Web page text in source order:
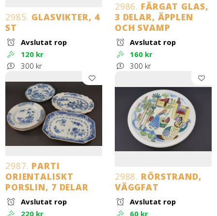
2985. GLASVIKTER, 4
ST
Avslutat rop
120 kr
300 kr
2986. FÄRGAT GLAS,
3 DELAR, ÄPPLEN
OCH SVAMP
Avslutat rop
160 kr
300 kr
2987. PARTI
ORIENTALISKT
PORSLIN, 7 DELAR
Avslutat rop
220 kr
2988. RÖRSTRAND,
VÄGGFAT
Avslutat rop
60 kr